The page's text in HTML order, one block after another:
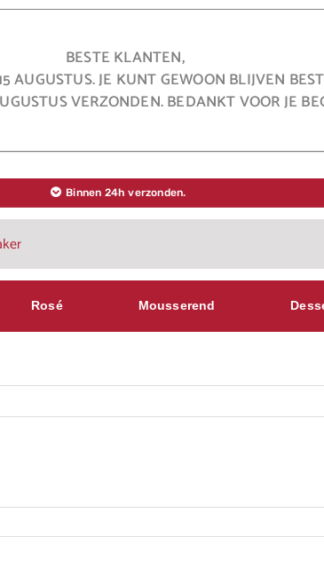
BESTE KLANTEN,
JE KUNT GEWOON BLIJVEN
VERZONDEN. BEDANKT VOOR JE
Binnen 24h verzonden.
Rosé Mousserend